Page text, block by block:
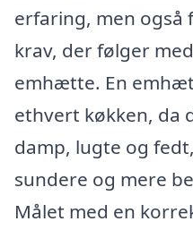
erfaring, men også
krav, der følger
emhætte. En
ethvert køkken, da
damp, lugte og
sundere og mere
Målet med en